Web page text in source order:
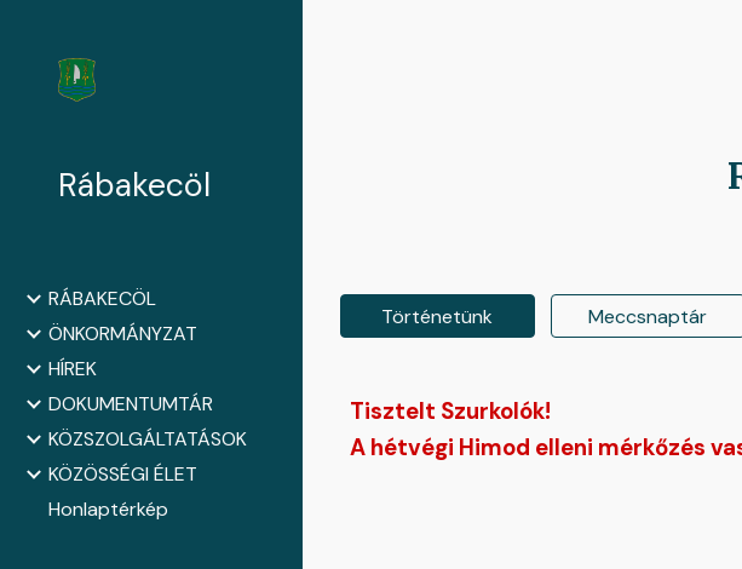
Rábakecöl
RÁBAKECÖL
ÖNKORMÁNYZAT
HÍREK
DOKUMENTUMTÁR
KÖZSZOLGÁLTATÁSOK
KÖZÖSSÉGI ÉLET
Honlaptérkép
Történetünk Meccsnaptár
Tisztelt Szurkolók!
A hétvégi Himod elleni mérkőzés